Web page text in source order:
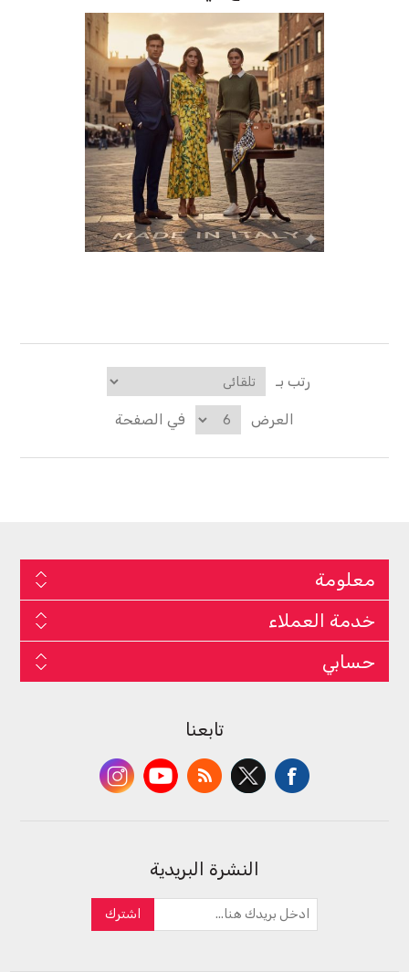
رتب بـ
العرض في الصفحة
معلومة
خدمة العملاء
حسابي
تابعنا
النشرة البريدية
اشترك